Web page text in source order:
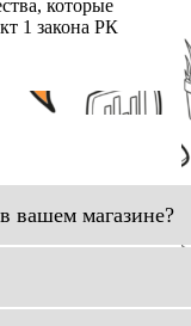
которые
1 закона РК
вашем магазине?